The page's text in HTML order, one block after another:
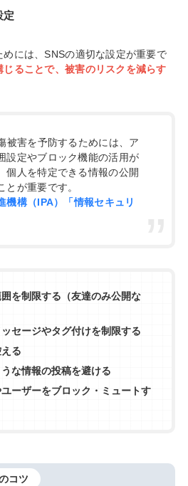
定
には、SNSの適切な設定が重要で
ることで、被害のリスクを減らす
被害を予防するためには、ア
設定やブロック機能の活用が
個人を特定できる情報の公開
とが重要です。
機構（IPA）「情報セキュリ
を制限する（友達のみ公開な
セージやタグ付けを制限する
る
な情報の投稿を避ける
ーザーをブロック・ミュートす
コツ